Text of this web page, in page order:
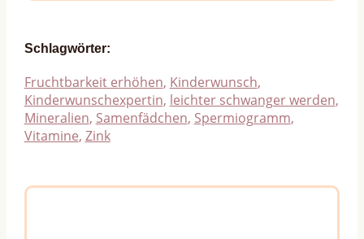
Schlagwörter:
Fruchtbarkeit erhöhen, Kinderwunsch,
Kinderwunschexpertin, leichter schwanger werden,
Mineralien, Samenfädchen, Spermiogramm,
Vitamine, Zink